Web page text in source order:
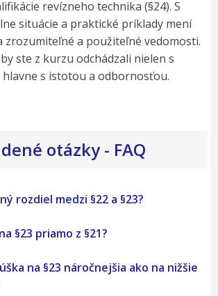
revízneho technika (§24). S
situácie a praktické príklady mení
zrozumiteľné a použiteľné vedomosti.
ste z kurzu odchádzali nielen s
hlavne s istotou a odbornosťou.
otázky - FAQ
rozdiel medzi §22 a §23?
§23 priamo z §21?
na §23 náročnejšia ako na nižšie